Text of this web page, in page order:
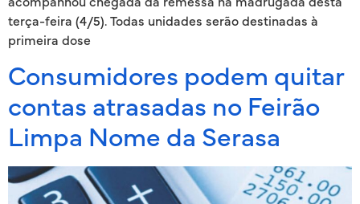
terça-feira (4/5). Todas unidades serão destinadas à
primeira dose
Consumidores podem quitar
contas atrasadas no Feirão
Limpa Nome da Serasa